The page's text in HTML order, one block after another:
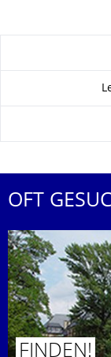
OFT
FINDEN!